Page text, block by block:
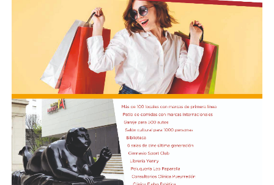
Junto con el intendente de Necochea habían muerto
tres docentes que, luego se supo, habían subido a su
automóvil pocos kilómetros antes, donde se hallaban
haciendo dedo. La colisión frontal resultó letal: sólo
sobrevivió el chofer del camión.
El hall del Palacio Comunal fue el lugar donde velaron
sus restos y ante el cual desfiló todo el arco político de
aquel momento, incluyendo a la camada de jóvenes que
habían dado sus primeros pasos en el peronismo, bajo
el liderazgo de “Coco” Taraborelli como conductor. Y el
vicegobernador Luis Macaya, que acompañó sus restos